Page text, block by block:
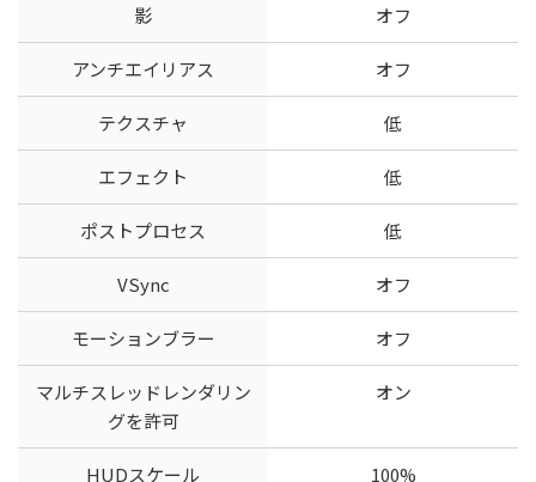
影 オフ
アンチエイリアス オフ
テクスチャ 低
エフェクト 低
ポストプロセス 低
VSync オフ
モーションブラー オフ
マルチスレッドレンダリン
グを許可
オン
HUDスケール 100%